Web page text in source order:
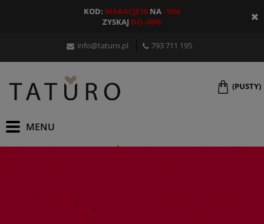
KOD: WAKACJE10 NA-10%
ZYSKAJ DO -60%
info@taturo.pl 793 711 195
(PUSTY)